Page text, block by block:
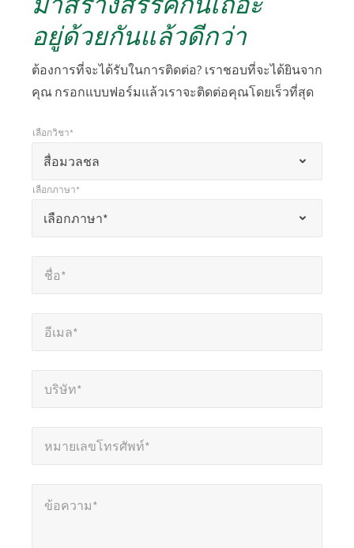
อยู่ด้วยกันแล้วดีกว่า
ต้องการที่จะได้รับในการติดต่อ? เราชอบที่จะได้ยินจาก
คุณ กรอกแบบฟอร์มแล้วเราจะติดต่อคุณโดยเร็วที่สุด
เครื่องหมาย
แสดง
ถึง
สื่อมวลชล
เลือกวิชา*
เลือกภาษา*
เลือกภาษา*
ชื่อ*
อีเมล*
บริษัท*
หมายเลขโทรศัพท์*
ข้อความ*